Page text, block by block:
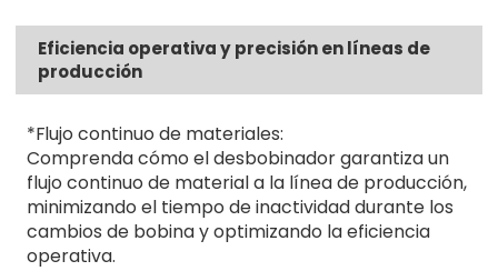
Eficiencia operativa y precisión en líneas de
producción
*Flujo continuo de materiales:
Comprenda cómo el desbobinador garantiza un
flujo continuo de material a la línea de producción,
minimizando el tiempo de inactividad durante los
cambios de bobina y optimizando la eficiencia
operativa.